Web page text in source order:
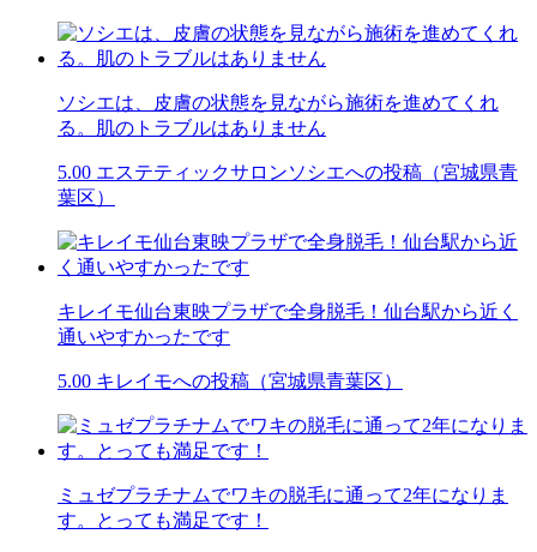
ソシエは、皮膚の状態を見ながら施術を進めてくれ
る。肌のトラブルはありません
5.00 エステティックサロンソシエへの投稿（宮城県青
葉区）
キレイモ仙台東映プラザで全身脱毛！仙台駅から近く
通いやすかったです
5.00 キレイモへの投稿（宮城県青葉区）
ミュゼプラチナムでワキの脱毛に通って2年になりま
す。とっても満足です！